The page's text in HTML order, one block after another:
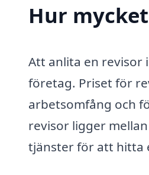
Hur
Att anlita en revisor
företag. Priset för
arbetsomfång och
revisor ligger
tjänster för att hitta